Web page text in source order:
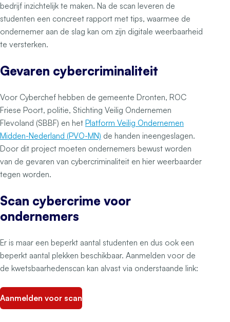
bedrijf inzichtelijk te maken. Na de scan leveren de
studenten een concreet rapport met tips, waarmee de
ondernemer aan de slag kan om zijn digitale weerbaarheid
te versterken.
Gevaren cybercriminaliteit
Voor Cyberchef hebben de gemeente Dronten, ROC
Friese Poort, politie, Stichting Veilig Ondernemen
Flevoland (SBBF) en het Platform Veilig Ondernemen
Midden-Nederland (PVO-MN) de handen ineengeslagen.
Door dit project moeten ondernemers bewust worden
van de gevaren van cybercriminaliteit en hier weerbaarder
tegen worden.
Scan cybercrime voor
ondernemers
Er is maar een beperkt aantal studenten en dus ook een
beperkt aantal plekken beschikbaar. Aanmelden voor de
de kwetsbaarhedenscan kan alvast via onderstaande link:
Aanmelden voor scan